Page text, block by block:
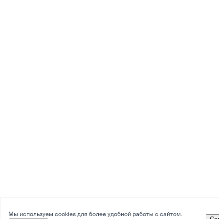
Мы используем cookies для более удобной работы с сайтом.